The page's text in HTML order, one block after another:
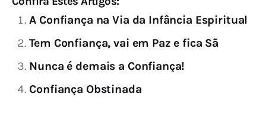
A Confiança na Via da Infância Espiritual
Tem Confiança, vai em Paz e fica Sã
Nunca é demais a Confiança!
Confiança Obstinada